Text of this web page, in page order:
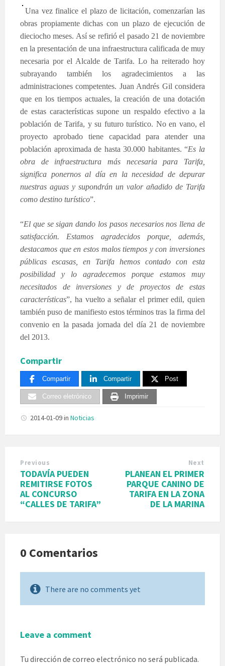
Una vez finalice el plazo de licitación, comenzarían las
obras propiamente dichas con un plazo de ejecución de
dieciocho meses. Así se refirió el pasado 21 de noviembre
en la presentación de una infraestructura calificada de muy
necesaria por el Alcalde de Tarifa. Lo ha reiterado hoy
subrayando también los agradecimientos a las
administraciones competentes. Juan Andrés Gil considera
que en los tiempos actuales, la creación de una dotación
de estas características supone un respaldo efectivo a la
población de Tarifa, y su futuro turístico. No en vano, el
proyecto aprobado tiene capacidad para atender una
población aproximada de hasta 30.000 habitantes. “Es la
obra de infraestructura más necesaria para Tarifa,
significa ponernos al día en la necesidad de depurar
nuestras aguas y supondrán un valor añadido de Tarifa
como destino turístico”.
“El que se sigan dando los pasos necesarios nos llena de
satisfacción. Estamos agradecidos porque, además,
destacamos que en estos malos tiempos y con inversiones
públicas escasas, en Tarifa hemos contado con esta
posibilidad y lo agradecemos porque estamos muy
necesitados de inversiones y de proyectos de estas
características”, ha vuelto a señalar el primer edil, quien
también puso de manifiesto estos términos tras la firma del
convenio en la pasada jornada del día 21 de noviembre
del 2013.
Compartir
Compartir Compartir Post
Correo eletrónico Imprimir
2014-01-09in Noticias
Previous
TODAVÍA PUEDEN
REMITIRSE FOTOS
AL CONCURSO
“CALLES DE TARIFA”
Next
PLANEAN EL PRIMER
PARQUE CANINO DE
TARIFA EN LA ZONA
DE LA MARINA
0 Comentarios
There are no comments yet
Leave a comment
Tu dirección de correo electrónico no será publicada.